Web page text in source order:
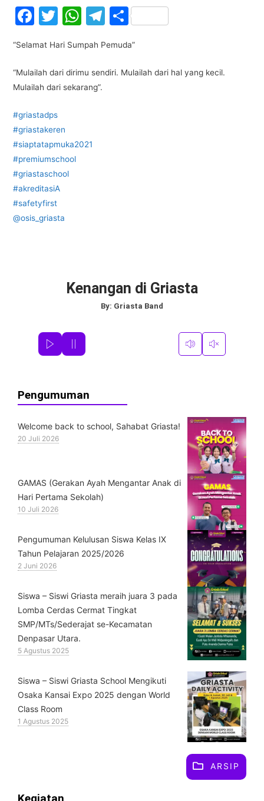
F
c
e
b
o
o
k
T
itt
er
W
at
s
A
T
e
gr
S
ar
e
“Selamat Hari Sumpah Pemuda”
“Mulailah dari dirimu sendiri. Mulailah dari hal yang kecil.
Mulailah dari sekarang”.
#griastadps
#griastakeren
#siaptatapmuka2021
#premiumschool
#griastaschool
#akreditasiA
#safetyfirst
@osis_griasta
Kenangan di Griasta
By: Griasta Band
Pengumuman
Welcome back to school, Sahabat Griasta!
20 Juli 2026
GAMAS (Gerakan Ayah Mengantar Anak di
Hari Pertama Sekolah)
10 Juli 2026
Pengumuman Kelulusan Siswa Kelas IX
Tahun Pelajaran 2025/2026
2 Juni 2026
Siswa – Siswi Griasta meraih juara 3 pada
Lomba Cerdas Cermat Tingkat
SMP/MTs/Sederajat se-Kecamatan
Denpasar Utara.
5 Agustus 2025
Siswa – Siswi Griasta School Mengikuti
Osaka Kansai Expo 2025 dengan World
Class Room
1 Agustus 2025
ARSIP